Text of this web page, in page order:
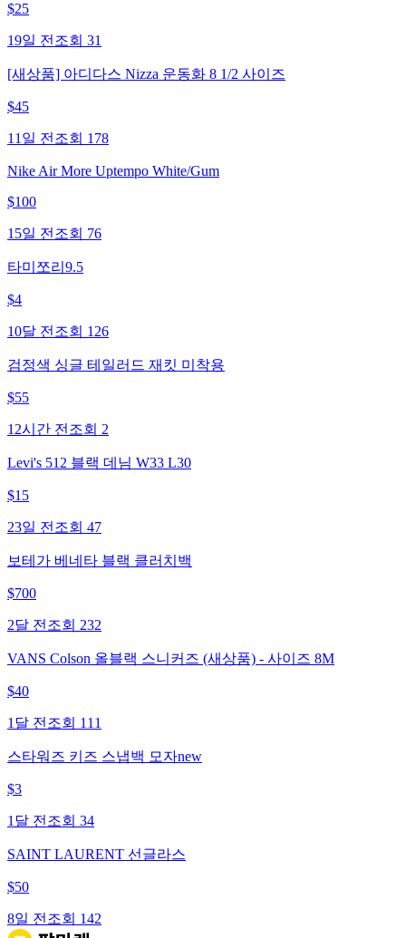
$25
19일 전 조회 31
[새상품] 아디다스 Nizza 운동화 8 1/2 사이즈
$45
11일 전 조회 178
Nike Air More Uptempo White/Gum
$100
15일 전 조회 76
타미쪼리9.5
$4
10달 전 조회 126
검정색 싱글 테일러드 재킷 미착용
$55
12시간 전 조회 2
Levi's 512 블랙 데님 W33 L30
$15
23일 전 조회 47
보테가 베네타 블랙 클러치백
$700
2달 전 조회 232
VANS Colson 올블랙 스니커즈 (새상품) - 사이즈 8M
$40
1달 전 조회 111
스타워즈 키즈 스냅백 모자new
$3
1달 전 조회 34
SAINT LAURENT 선글라스
$50
8일 전 조회 142